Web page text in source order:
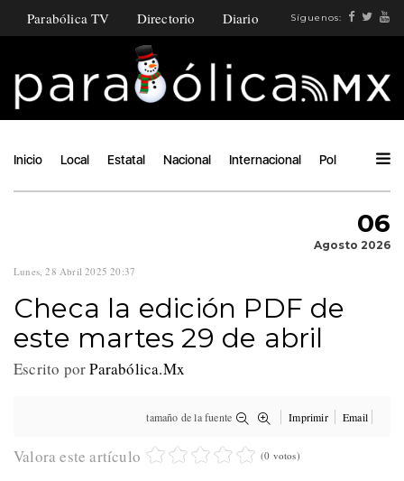
Parabólica TV Directorio Diario Síguenos:
Inicio Local Estatal Nacional Internacional Política
06
Agosto 2026
Lunes, 28 Abril 2025 20:37
Checa la edición PDF de
este martes 29 de abril
Escrito porParabólica.Mx
tamaño de la fuente Imprimir Email
Valora este artículo (0 votos)